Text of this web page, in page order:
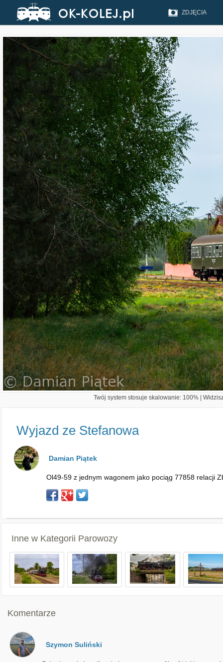
ZDJĘCIA
Twój system stosuje skalowanie: 100% |
Wyjazd ze Stefanowa
Damian Piątek
Ol49-59 z jednym wagonem jako pociąg 77858 relacji
Inne w Kategorii Parowozy
Komentarze
Szymon Suliński